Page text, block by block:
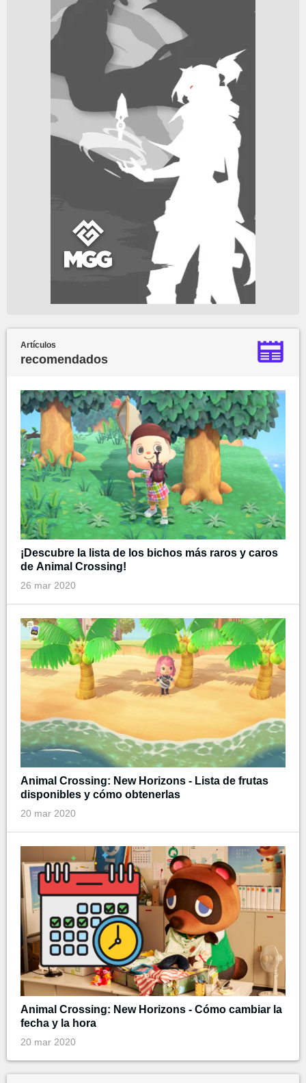
Artículos
recomendados
¡Descubre la lista de los bichos más raros y caros
de Animal Crossing!
26 mar 2020
Animal Crossing: New Horizons - Lista de frutas
disponibles y cómo obtenerlas
20 mar 2020
Animal Crossing: New Horizons - Cómo cambiar la
fecha y la hora
20 mar 2020